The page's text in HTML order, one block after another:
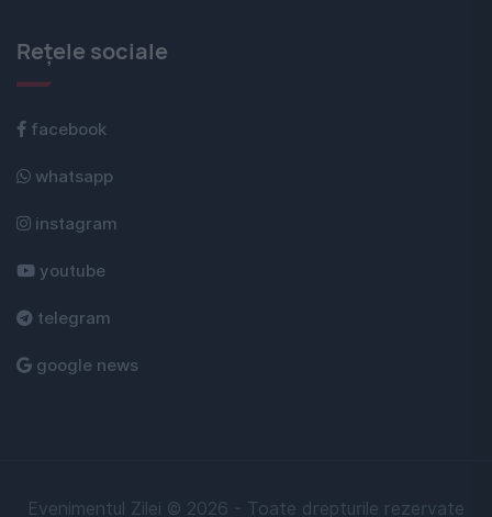
Rețele sociale
facebook
whatsapp
instagram
youtube
telegram
google news
Evenimentul Zilei © 2026 - Toate drepturile rezervate